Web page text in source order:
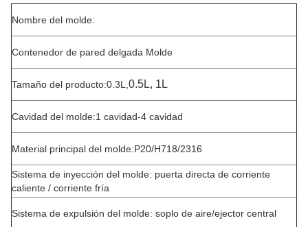
Nombre del molde:
Contenedor de pared delgada Molde
Tamaño del producto:0.3L, 0.5L, 1L
Cavidad del molde:1 cavidad-4 cavidad
Material principal del molde:P20/H718/2316
Sistema de inyección del molde: puerta directa de corriente
caliente / corriente fría
Sistema de expulsión del molde: soplo de aire/ejector central